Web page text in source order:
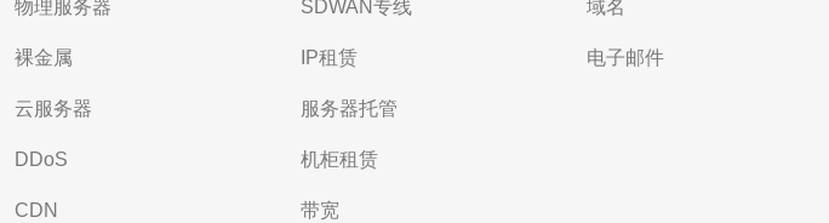
物理服务器
裸金属
云服务器
DDoS
CDN
SDWAN专线
IP租赁
服务器托管
机柜租赁
带宽
域名
电子邮件